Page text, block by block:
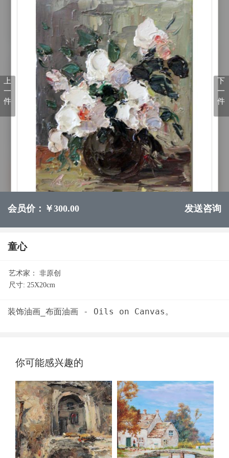
上
一
件
下
一
件
会员价：￥300.00 发送咨询
童心
艺术家：
非原创
尺寸: 25X20cm
你可能感兴趣的